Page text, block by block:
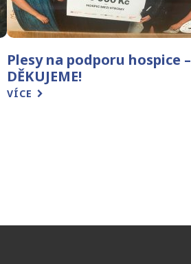
Plesy na podporu hospice –
DĚKUJEME!
VÍCE